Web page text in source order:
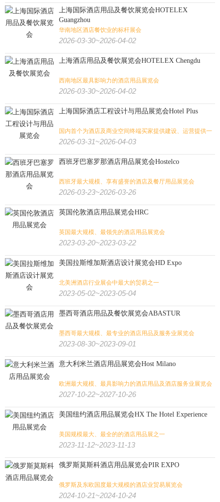
上海国际酒店用品及餐饮展览会HOTELEX
Guangzhou
华南地区酒店餐饮业的标杆展会
2026-03-30~2026-04-02
上海酒店用品及餐饮展览会HOTELEX Chengdu
西南地区最具影响力的酒店用品展览会
2026-03-30~2026-04-02
上海国际酒店工程设计与用品展览会Hotel Plus
国内首个为酒店及商业空间终端买家提供建设、运营提供一
站式的贸易采购平台
2026-03-31~2026-04-03
西班牙巴塞罗那酒店用品展览会Hostelco
西班牙最大规模、享有盛誉的酒店及餐厅用品展览会
2026-03-23~2026-03-26
英国伦敦酒店用品展览会HRC
英国最大规模、最领先的酒店用品展览会
2023-03-20~2023-03-22
美国拉斯维加斯酒店设计展览会HD Expo
北美洲酒店行业展会中最大的贸易之一
2023-05-02~2023-05-04
墨西哥酒店用品及餐饮展览会ABASTUR
墨西哥最大规模、最专业的酒店用品及服务业展览会
2023-08-30~2023-09-01
意大利米兰酒店用品展览会Host Milano
欧洲最大规模、最具影响力的酒店用品及酒店服务业展览会
2027-10-22~2027-10-26
美国纽约酒店用品展览会HX The Hotel Experience
美国规模最大、最全的的酒店用品展之一
2023-11-12~2023-11-13
俄罗斯莫斯科酒店用品展览会PIR EXPO
俄罗斯及东欧国度最大规模的酒店业贸易展览会
2024-10-21~2024-10-24